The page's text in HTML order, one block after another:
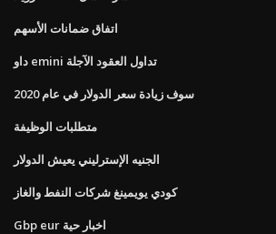
اتفاق ضمانات الأسهم
داو emini تداول العقود الآجلة
سوف زيادة سعر الدولار في عام 2020
متطلبات الوظيفة
الجنيه الإسترليني يعيش الدولار
كودي يويمينغ شركات النفط والغاز
Gbp eur اخبار حية